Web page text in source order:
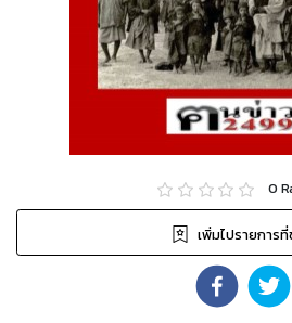
0
เพิ่มไปรายการ